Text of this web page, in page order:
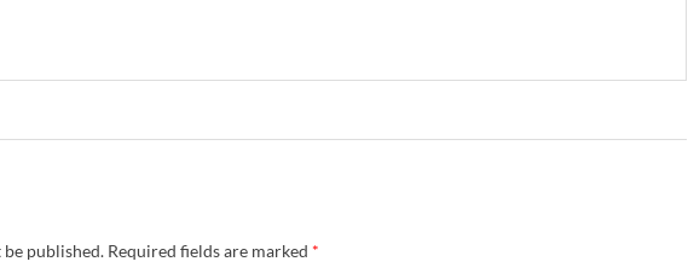
published. Required fields are marked *